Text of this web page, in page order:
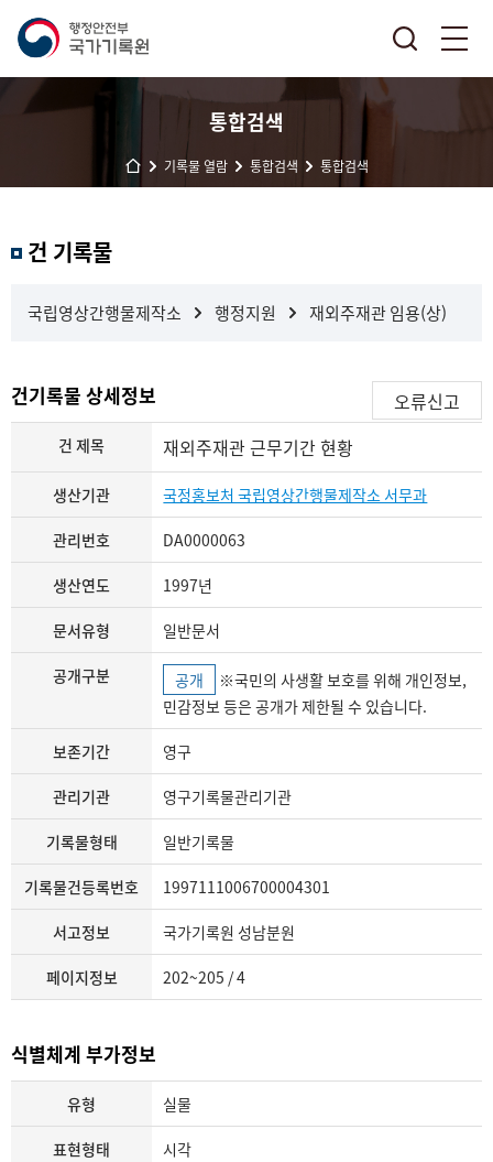
통합검색
기록물 열람 통합검색 통합검색
과 건 기록물
국립영상간행물제작소 행정지원 재외주재관 임용(상)
건기록물 상세정보 오류신고
건 제목 재외주재관 근무기간 현황
생산기관 국정홍보처 국립영상간행물제작소 서무과
관리번호 DA0000063
생산연도 1997년
문서유형 일반문서
공개구분 공개
민감정보 등은 공개가 제한될 수 있습니다.
보존기간 영구
관리기관 영구기록물관리기관
기록물형태 일반기록물
기록물건등록번호 1997111006700004301
서고정보 국가기록원 성남분원
페이지정보 202~205 / 4
식별체계 부가정보
유형 실물
표현형태 시각